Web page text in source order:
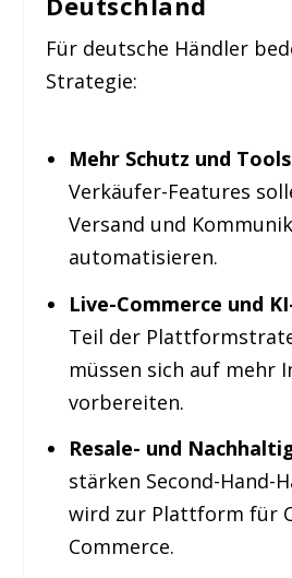
Für deutsche Händler
Strategie:
Mehr Schutz und
Verkäufer-Features
Versand und
automatisieren.
Live-Commerce und
Teil der
müssen sich auf mehr
vorbereiten.
Resale- und
stärken Second-Hand-
wird zur Plattform für
Commerce.